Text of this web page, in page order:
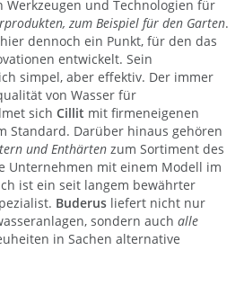
Werkzeugen und Technologien für
zum Beispiel für den Garten.
dennoch ein Punkt, für den das
entwickelt. Sein
simpel, aber effektiv. Der immer
von Wasser für
sich Cillit mit firmeneigenen
Standard. Darüber hinaus gehören
und Enthärten zum Sortiment des
Unternehmen mit einem Modell im
ist ein seit langem bewährter
Buderus liefert nicht nur
sondern auch alle
in Sachen alternative